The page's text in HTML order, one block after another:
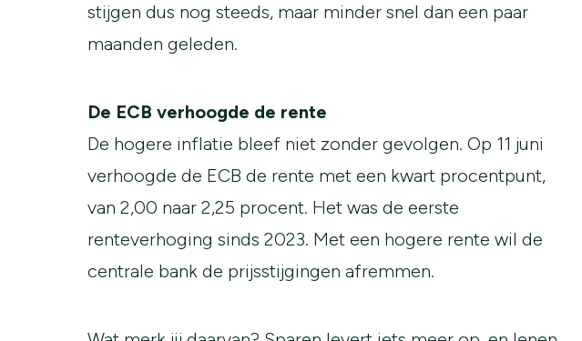
stijgen dus nog steeds, maar minder snel dan een paar
maanden geleden.
De ECB verhoogde de rente
De hogere inflatie bleef niet zonder gevolgen. Op 11 juni
verhoogde de ECB de rente met een kwart procentpunt,
van 2,00 naar 2,25 procent. Het was de eerste
renteverhoging sinds 2023. Met een hogere rente wil de
centrale bank de prijsstijgingen afremmen.